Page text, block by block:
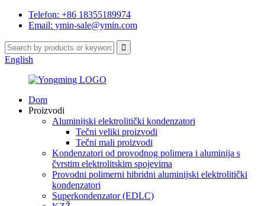
Telefon: +86 18355189974
Email: ymin-sale@ymin.com
English
Dom
Proizvodi
Aluminijski elektrolitički kondenzatori
Tečni veliki proizvodi
Tečni mali proizvodi
Kondenzatori od provodnog polimera i aluminija s
čvrstim elektrolitskim spojevima
Provodni polimerni hibridni aluminijski elektrolitički
kondenzatori
Superkondenzator (EDLC)